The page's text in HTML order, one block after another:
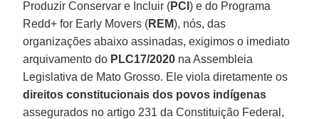
Produzir Conservar e Incluir (PCI) e do Programa
Redd+ for Early Movers (REM), nós, das
organizações abaixo assinadas, exigimos o imediato
arquivamento do PLC17/2020 na Assembleia
Legislativa de Mato Grosso. Ele viola diretamente os
direitos constitucionais dos povos indígenas
assegurados no artigo 231 da Constituição Federal,